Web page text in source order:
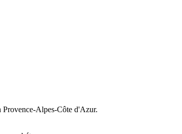
Provence-Alpes-Côte d'Azur.